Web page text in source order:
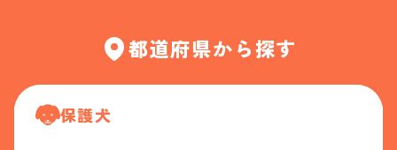
都道府県から探す
保護犬